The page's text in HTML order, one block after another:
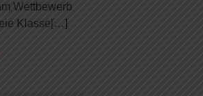
Wettbewerb
Klasse[…]